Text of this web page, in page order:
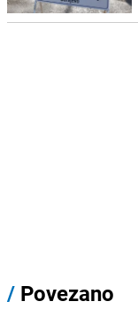
/ Povezano